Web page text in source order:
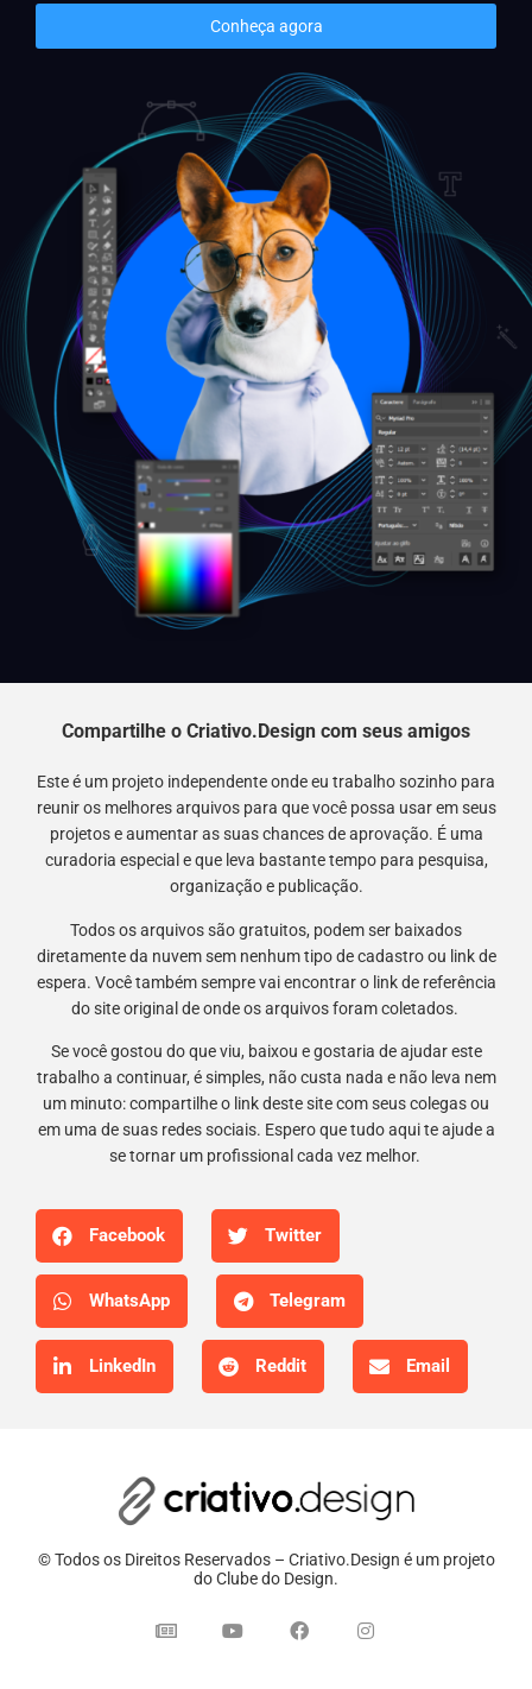
Conheça agora
Compartilhe o Criativo.Design com seus amigos
Este é um projeto independente onde eu trabalho sozinho para
reunir os melhores arquivos para que você possa usar em seus
projetos e aumentar as suas chances de aprovação. É uma
curadoria especial e que leva bastante tempo para pesquisa,
organização e publicação.
Todos os arquivos são gratuitos, podem ser baixados
diretamente da nuvem sem nenhum tipo de cadastro ou link de
espera. Você também sempre vai encontrar o link de referência
do site original de onde os arquivos foram coletados.
Se você gostou do que viu, baixou e gostaria de ajudar este
trabalho a continuar, é simples, não custa nada e não leva nem
um minuto: compartilhe o link deste site com seus colegas ou
em uma de suas redes sociais. Espero que tudo aqui te ajude a
se tornar um profissional cada vez melhor.
Facebook Twitter
WhatsApp Telegram
LinkedIn Reddit Email
© Todos os Direitos Reservados – Criativo.Design é um projeto
do Clube do Design.